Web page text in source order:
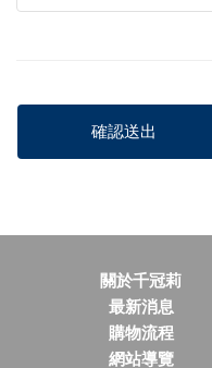
關於千冠莉
最新消息
購物流程
網站導覽